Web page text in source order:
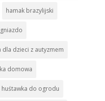
hamak brazylijski
dla dzieci z autyzmem
domowa
huśtawka do ogrodu